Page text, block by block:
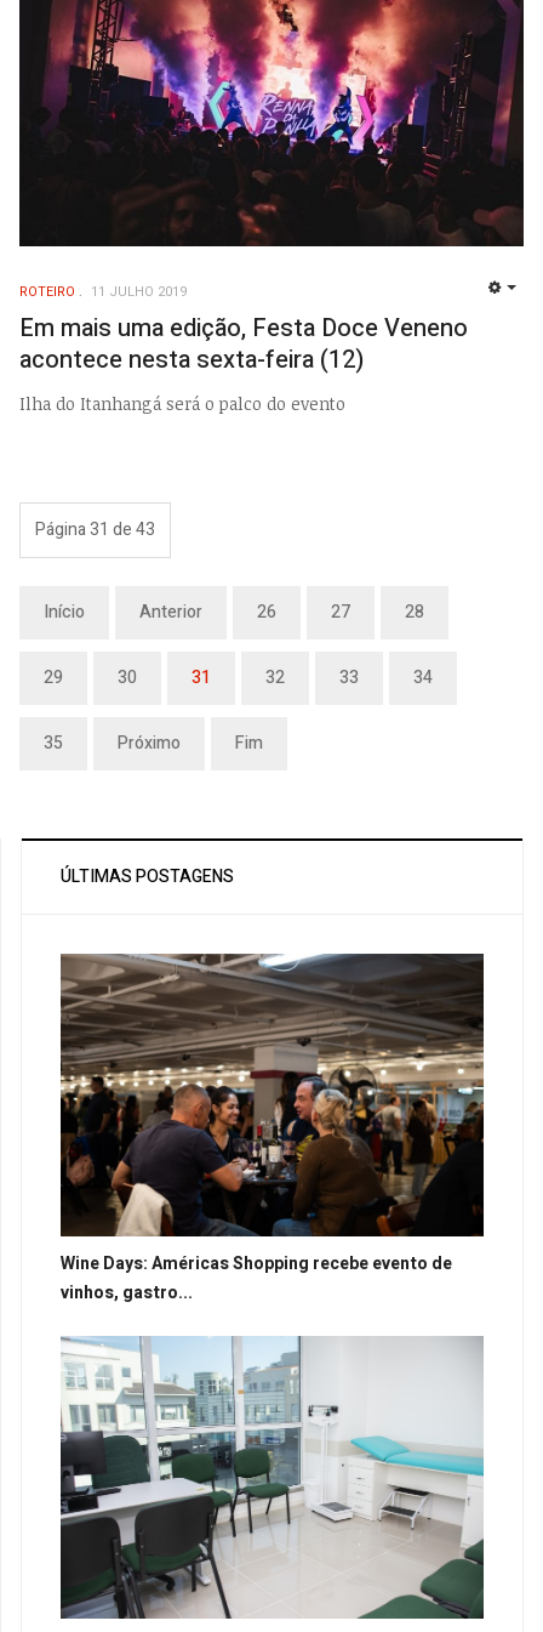
ROTEIRO 11 JULHO 2019
Em mais uma edição, Festa Doce Veneno
acontece nesta sexta-feira (12)
Ilha do Itanhangá será o palco do evento
Página 31 de 43
Início Anterior 26 27 28
29 30 31 32 33 34
35 Próximo Fim
ÚLTIMAS POSTAGENS
Wine Days: Américas Shopping recebe evento de
vinhos, gastro...